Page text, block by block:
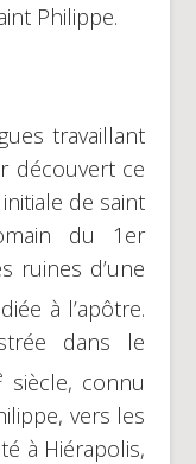
Philippe.
travaillant
découvert ce
de saint
du 1er
ruines d’une
à l’apôtre.
dans le
siècle, connu
vers les
à Hiérapolis,